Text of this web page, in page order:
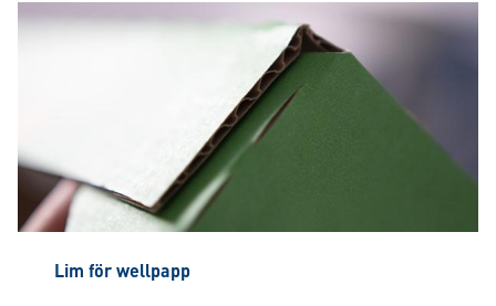
Lim för wellpapp